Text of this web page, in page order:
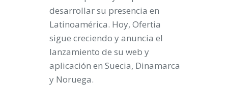
desarrollar su presencia en
Latinoamérica. Hoy, Ofertia
sigue creciendo y anuncia el
lanzamiento de su web y
aplicación en Suecia, Dinamarca
y Noruega.